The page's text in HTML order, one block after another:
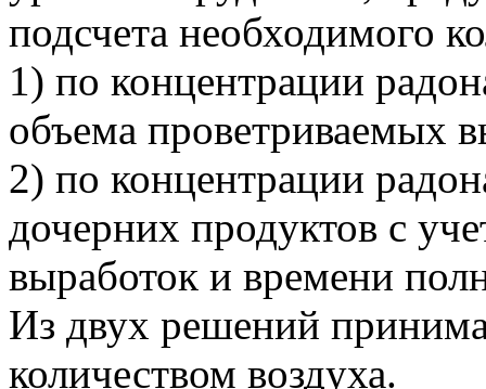
подсчета необходимого
1) по концентрации
объема проветриваемых
2) по концентрации
дочерних продуктов с
выработок и времени
Из двух решений
количеством воздуха.